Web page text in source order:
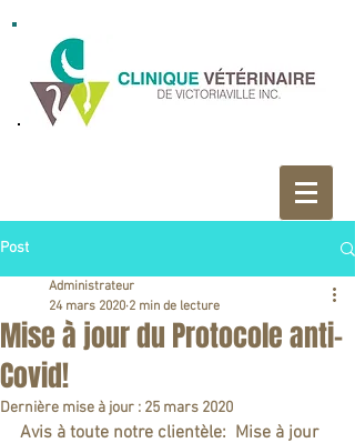
Post
Mise à jour du Protocole anti-
Covid!
Administrateur
24 mars 2020 2 min de lecture
Dernière mise à jour : 25 mars 2020
Avis à toute notre clientèle:  Mise à jour